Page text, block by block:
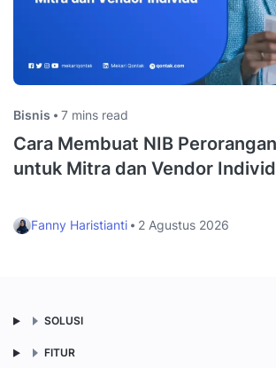
Bisnis 7 mins read
Cara Membuat NIB
untuk Mitra dan Vendor
Fanny Haristianti 2 Agustus 2026
SOLUSI
FITUR